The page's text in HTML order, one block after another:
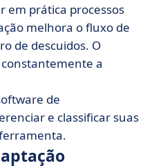
em prática processos
melhora o fluxo de
de descuidos. O
a
de
e classificar suas